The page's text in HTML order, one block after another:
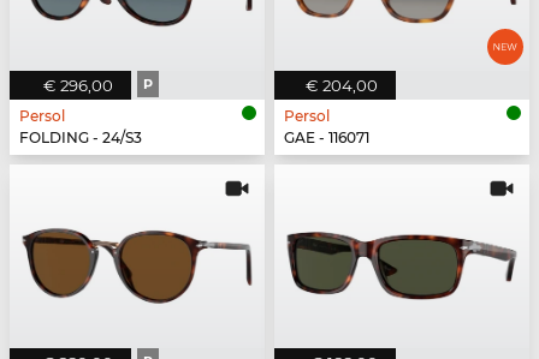
€ 296,00 P
Persol
FOLDING - 24/S3
€ 204,00
Persol
GAE - 116071